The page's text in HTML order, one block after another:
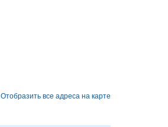
Отобразить все адреса на карте